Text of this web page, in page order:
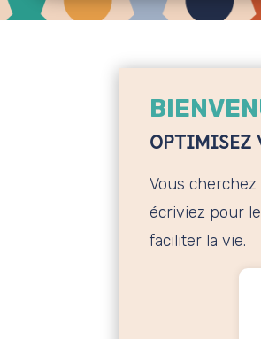
OPTIMISEZ
Vous
écriviez pour
faciliter la vie.